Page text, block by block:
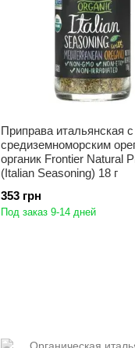
Приправа итальянская с
средиземноморским
органик Frontier Natural
(Italian Seasoning) 18 г
353 грн
Под заказ 9-14 дней